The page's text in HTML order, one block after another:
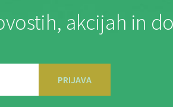
akcijah in
PRIJAVA